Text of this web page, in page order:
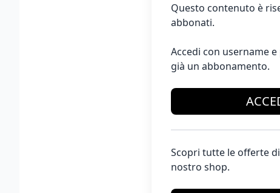
Questo contenuto è
abbonati.
Accedi con username
già un abbonamento.
Scopri tutte le offerte
nostro shop.